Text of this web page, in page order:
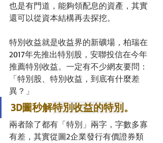
也是有門道，能夠領配息的資產，其實
還可以從資本結構再去探挖。
特別收益就是收益界的新礦場，柏瑞在
2017年先推出特別股，安聯投信在今年
推薦特別收益。一定有不少網友要問：
「特別股、特別收益，到底有什麼差
異？」
3D圖秒解特別收益的特別 。
兩者除了都有「特別」兩字，字數多寡
有差，其實從圖2企業發行有價證券類